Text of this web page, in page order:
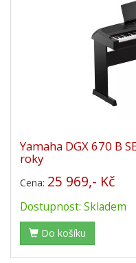
Yamaha DGX 670 B
roky
Cena: 25 969,- Kč
Dostupnost: Skladem
Do košíku